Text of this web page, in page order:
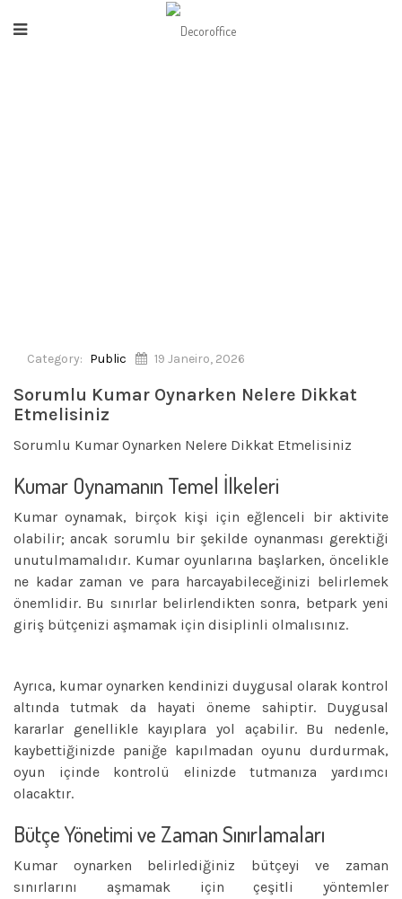
Category: Public 19 Janeiro, 2026
Sorumlu Kumar Oynarken Nelere Dikkat
Etmelisiniz
Sorumlu Kumar Oynarken Nelere Dikkat Etmelisiniz
Kumar Oynamanın Temel İlkeleri
Kumar oynamak, birçok kişi için eğlenceli bir aktivite
olabilir; ancak sorumlu bir şekilde oynanması gerektiği
unutulmamalıdır. Kumar oyunlarına başlarken, öncelikle
ne kadar zaman ve para harcayabileceğinizi belirlemek
önemlidir. Bu sınırlar belirlendikten sonra, betpark yeni
giriş bütçenizi aşmamak için disiplinli olmalısınız.
Ayrıca, kumar oynarken kendinizi duygusal olarak kontrol
altında tutmak da hayati öneme sahiptir. Duygusal
kararlar genellikle kayıplara yol açabilir. Bu nedenle,
kaybettiğinizde paniğe kapılmadan oyunu durdurmak,
oyun içinde kontrolü elinizde tutmanıza yardımcı
olacaktır.
Bütçe Yönetimi ve Zaman Sınırlamaları
Kumar oynarken belirlediğiniz bütçeyi ve zaman
sınırlarını aşmamak için çeşitli yöntemler